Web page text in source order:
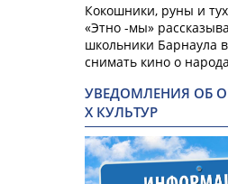
Кокошники, руны и
«Этно -мы»
школьники Барнаула
снимать кино о
УВЕДОМЛЕНИЯ ОБ
Х КУЛЬТУР